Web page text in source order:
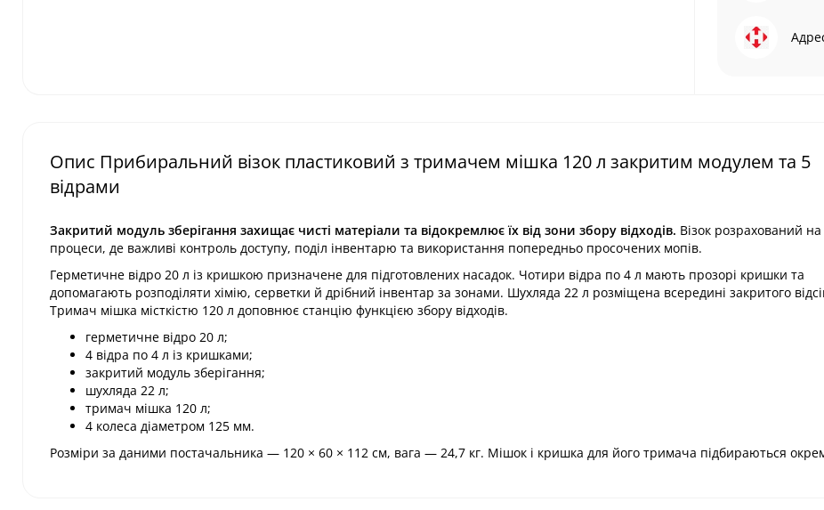
Опис Прибиральний візок пластиковий з тримачем мішка 120 л закритим модулем та 5
відрами
Закритий модуль зберігання захищає чисті матеріали та відокремлює їх від зони збору відходів. Візок розрахований на
процеси, де важливі контроль доступу, поділ інвентарю та використання попередньо просочених мопів.
Герметичне відро 20 л із кришкою призначене для підготовлених насадок. Чотири відра по 4 л мають прозорі кришки та
допомагають розподіляти хімію, серветки й дрібний інвентар за зонами. Шухляда 22 л розміщена всередині закритого
Тримач мішка місткістю 120 л доповнює станцію функцією збору відходів.
герметичне відро 20 л;
4 відра по 4 л із кришками;
закритий модуль зберігання;
шухляда 22 л;
тримач мішка 120 л;
4 колеса діаметром 125 мм.
Розміри за даними постачальника — 120 × 60 × 112 см, вага — 24,7 кг. Мішок і кришка для його тримача підбираються